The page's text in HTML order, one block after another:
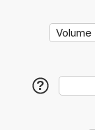
?